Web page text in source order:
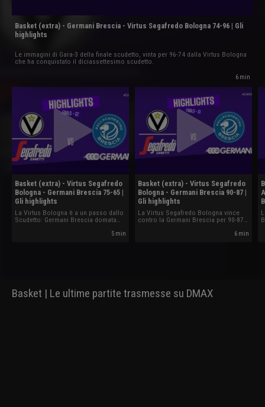
Basket (extra) - Germani Brescia - Virtus Segafredo Bologna 74-96 | Gli
highlights
Le immagini di Gara-3 della finale scudetto, vinta per 96-74 dalla Virtus Bologna
che ha conquistato il diciassettesimo scudetto.
6 min
Basket (extra) - Virtus Segafredo
Bologna - Germani Brescia 75-65 |
Gli highlights
La Virtus Bologna è a un passo dallo
Scudetto: Germani Brescia domata
5 min
Basket (extra) - Virtus Segafredo
Bologna - Germani Brescia 90-87 |
Gli highlights
La Virtus Segafredo Bologna vince
contro la Germani Brescia per 90-87
6 min
Basket | Le ultime partite trasmesse su DMAX